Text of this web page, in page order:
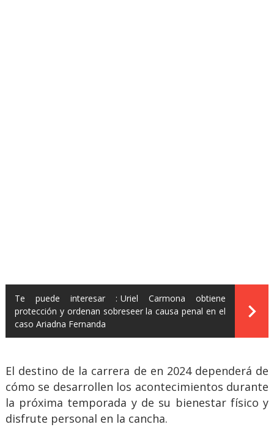
Te puede interesar : Uriel Carmona obtiene
protección y ordenan sobreseer la causa penal en el
caso Ariadna Fernanda
El destino de la carrera de en 2024 dependerá de
cómo se desarrollen los acontecimientos durante
la próxima temporada y de su bienestar físico y
disfrute personal en la cancha.